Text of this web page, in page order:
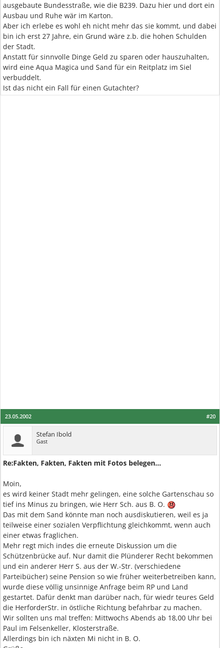
ausgebaute Bundesstraße, wie die B239. Dazu hier und dort ein
Ausbau und Ruhe wär im Karton.
Aber ich erlebe es wohl eh nicht mehr das sie kommt, und dabei
bin ich erst 27 Jahre, ein Grund wäre z.b. die hohen Schulden
der Stadt.
Anstatt für sinnvolle Dinge Geld zu sparen oder hauszuhalten,
wird eine Aqua Magica und Sand für ein Reitplatz im Siel
verbuddelt.
Ist das nicht ein Fall für einen Gutachter?
#20
23.05.2002
Stefan Ibold
Gast
Re:Fakten, Fakten, Fakten mit Fotos belegen...
Moin,
es wird keiner Stadt mehr gelingen, eine solche Gartenschau so
tief ins Minus zu bringen, wie Herr Sch. aus B. O.
Das mit dem Sand könnte man noch ausdiskutieren, weil es ja
teilweise einer sozialen Verpflichtung gleichkommt, wenn auch
einer etwas fraglichen.
Mehr regt mich indes die erneute Diskussion um die
Schützenbrücke auf. Nur damit die Plünderer Recht bekommen
und ein anderer Herr S. aus der W.-Str. (verschiedene
Parteibücher) seine Pension so wie früher weiterbetreiben kann,
wurde diese völlig unsinnige Anfrage beim RP und Land
gestartet. Dafür denkt man darüber nach, für wiedr teures Geld
die HerforderStr. in östliche Richtung befahrbar zu machen.
Wir sollten uns mal treffen: Mittwochs Abends ab 18,00 Uhr bei
Paul im Felsenkeller, Klosterstraße.
Allerdings bin ich näxten Mi nicht in B. O.